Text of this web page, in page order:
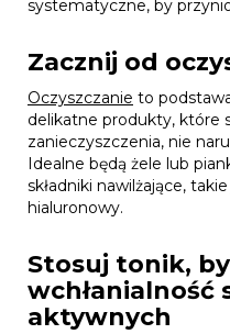
systematyczne, by
Zacznij od
Oczyszczanie to
delikatne produkty, które
zanieczyszczenia, nie
Idealne będą żele lub
składniki nawilżające,
hialuronowy.
Stosuj tonik,
wchłanialność
aktywnych